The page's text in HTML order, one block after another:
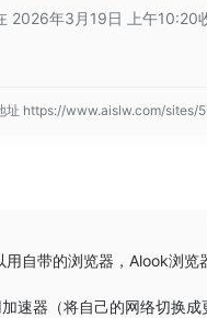
2026年3月19日 上午10:20
址 https://www.aislw.com/sites/
自带的浏览器， Alook浏览
速器（将自己的网络切换成